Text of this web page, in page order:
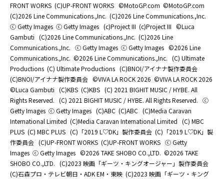
FRONT WORKS (C)UP-FRONT WORKS ©MotoGP.com ©MotoGP.com
(C)2026 Line Communications.,Inc. (C)2026 Line Communications.,Inc.
ⓒ Getty Images ⓒ Getty Images (c)Project III (c)Project III ©Luca
Gambuti (C)2026 Line Communications.,Inc. (C)2026 Line
Communications.,Inc. ⓒ Getty Images ⓒ Getty Images ©2026 Line
Communications.,Inc. ©2026 Line Communications.,Inc. (C) Ultimate
Productions (C) Ultimate Productions (C)BNOI/アイナナ製作委員会
(C)BNOI/アイナナ製作委員会 ©️VIVA LA ROCK 2026 ©️VIVA LA ROCK 2026
©Luca Gambuti (C)KBS (C)KBS (C) 2021 BIGHIT MUSIC / HYBE. All
Rights Reserved. (C) 2021 BIGHIT MUSIC / HYBE. All Rights Reserved. ⓒ
Getty Images ⓒ Getty Images (C)ABC (C)ABC (C)Media Caravan
International Limited (C)Media Caravan International Limited (C) MBC
PLUS (C) MBC PLUS (C)「2019 L♡DK」製作委員会 (C)「2019 L♡DK」製
作委員会 (C)UP-FRONT WORKS (C)UP-FRONT WORKS ⓒ Getty
Images ⓒ Getty Images ©2026 TAKE SHOBO CO.,LTD. ©2026 TAKE
SHOBO CO.,LTD. (C)2023 映画「ギーツ・キングオージャー」製作委員会
(C)石森プロ・テレビ朝日・ADK EM・東映 (C)2023 映画「ギーツ・キング